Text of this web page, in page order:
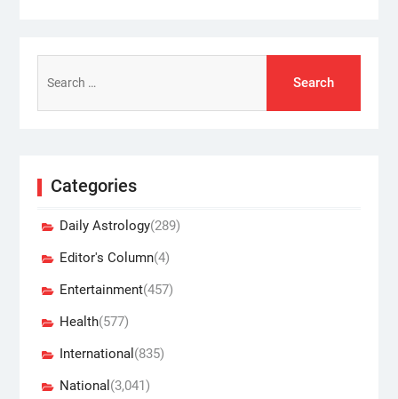
for:
Categories
Daily Astrology(289)
Editor's Column(4)
Entertainment(457)
Health(577)
International (835)
National (3,041)